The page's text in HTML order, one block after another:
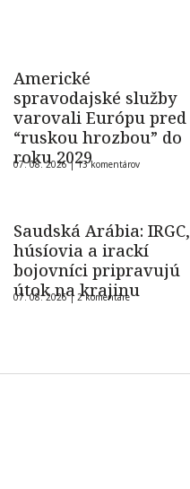
Americké
spravodajské služby
varovali Európu pred
“ruskou hrozbou” do
roku 2029
07. 08. 2026 |13 komentárov
Saudská Arábia: IRGC,
húsíovia a irackí
bojovníci pripravujú
útok na krajinu
07. 08. 2026 |2 komentáre